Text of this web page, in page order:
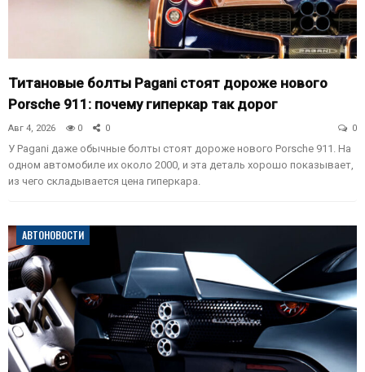
Титановые болты Pagani стоят дороже нового
Porsche 911: почему гиперкар так дорог
Авг 4, 2026 0 0 0
У Pagani даже обычные болты стоят дороже нового Porsche 911. На
одном автомобиле их около 2000, и эта деталь хорошо показывает,
из чего складывается цена гиперкара.
АВТОНОВОСТИ